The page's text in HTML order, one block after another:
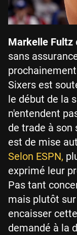
Markelle Fultz
sans
Sixers est
le début de la
n'entendent
de trade à son
est de mise
Selon ESPN,
exprimé leur
Pas tant
mais plutôt
encaisser
demandé à la